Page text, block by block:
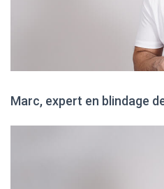
Marc, expert en blindage